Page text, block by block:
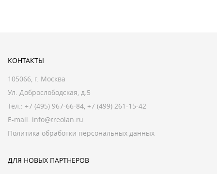
КОНТАКТЫ
105066, г. Москва
Ул. Доброслободская, д.5
Тел.: +7 (495) 967-66-84, +7 (499) 261-15-42
E-mail: info@treolan.ru
Политика обработки персональных данных
ДЛЯ НОВЫХ ПАРТНЕРОВ